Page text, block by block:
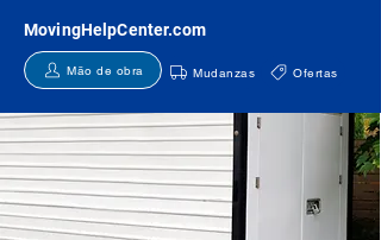
MovingHelpCenter.com
Mão de obra Mudanzas Ofertas